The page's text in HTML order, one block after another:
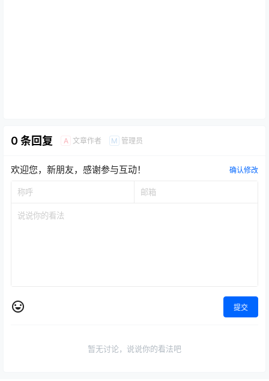
0 条回复 A 文章作者 M 管理员
欢迎您，新朋友，感谢参与互动！ 确认修改
提交
暂无讨论，说说你的看法吧